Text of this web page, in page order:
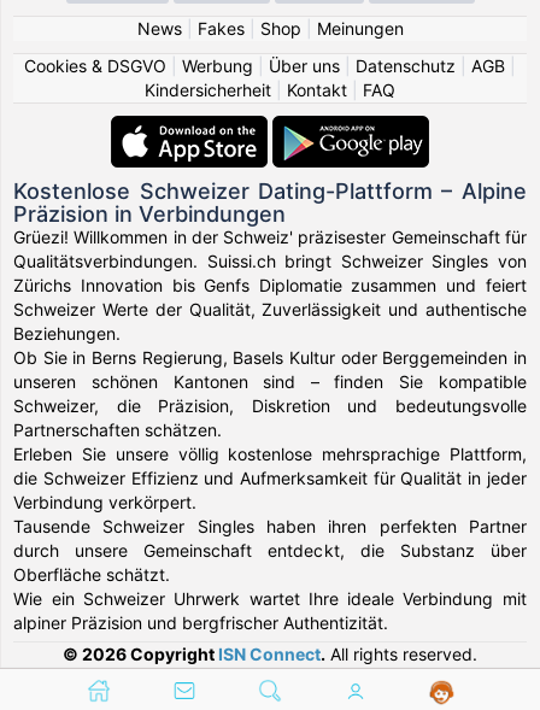
News| Fakes| Shop
Meinungen
Cookies & DSGVO
Werbung Über uns Datenschutz AGB
Kindersicherheit
Kontakt FAQ
Kostenlose Schweizer Dating-Plattform – Alpine
Präzision in Verbindungen
Grüezi! Willkommen in der Schweiz' präzisester Gemeinschaft für
Qualitätsverbindungen. Suissi.ch bringt Schweizer Singles von
Zürichs Innovation bis Genfs Diplomatie zusammen und feiert
Schweizer Werte der Qualität, Zuverlässigkeit und authentische
Beziehungen.
Ob Sie in Berns Regierung, Basels Kultur oder Berggemeinden in
unseren schönen Kantonen sind – finden Sie kompatible
Schweizer, die Präzision, Diskretion und bedeutungsvolle
Partnerschaften schätzen.
Erleben Sie unsere völlig kostenlose mehrsprachige Plattform,
die Schweizer Effizienz und Aufmerksamkeit für Qualität in jeder
Verbindung verkörpert.
Tausende Schweizer Singles haben ihren perfekten Partner
durch unsere Gemeinschaft entdeckt, die Substanz über
Oberfläche schätzt.
Wie ein Schweizer Uhrwerk wartet Ihre ideale Verbindung mit
alpiner Präzision und bergfrischer Authentizität.
© 2026 Copyright ISN Connect. All rights reserved.